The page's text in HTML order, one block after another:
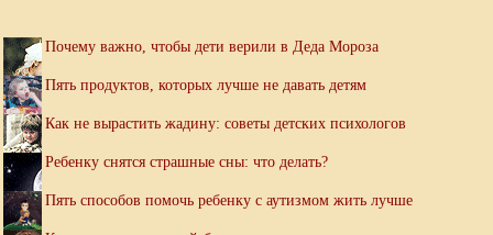
Почему важно, чтобы дети верили в Деда Мороза
Пять продуктов, которых лучше не давать детям
Как не вырастить жадину: советы детских психологов
Ребенку снятся страшные сны: что делать?
Пять способов помочь ребенку с аутизмом жить лучше